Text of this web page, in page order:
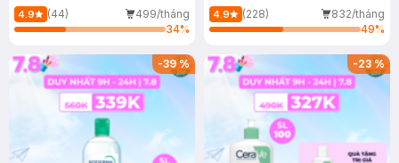
Mới)
4.9 (44)
499/tháng
34%
4.9 (228)
832/tháng
49%
-39% -23%